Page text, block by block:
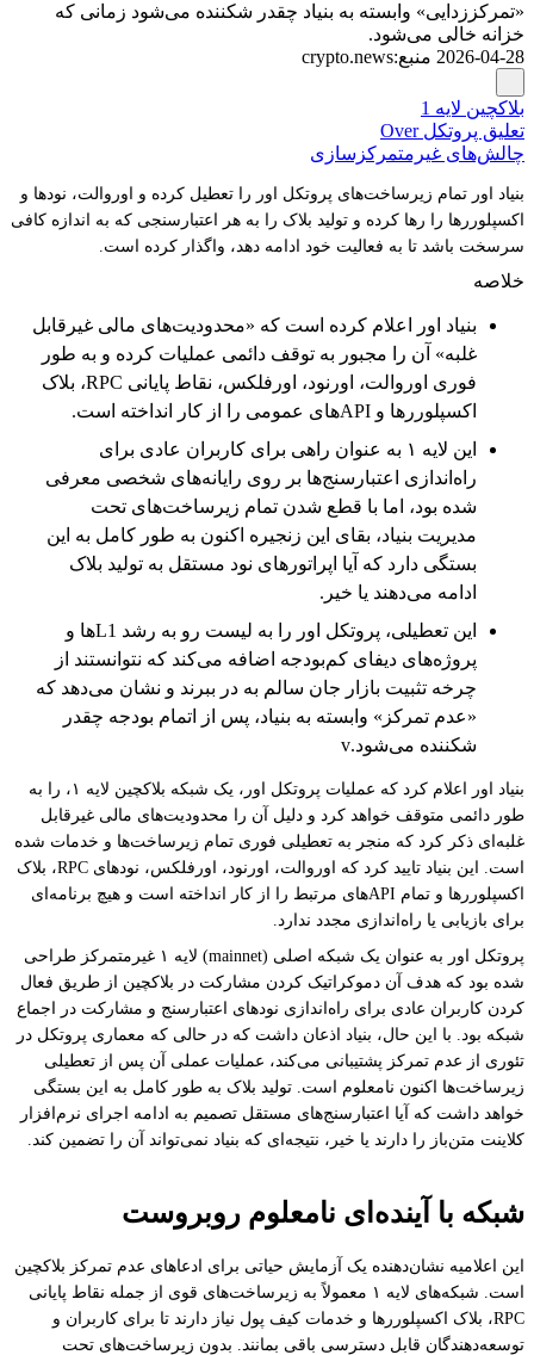
«تمرکززدایی» وابسته به بنیاد چقدر شکننده می‌شود زمانی که
خزانه خالی می‌شود.
2026-04-28 منبع:
crypto.news
بلاکچین لایه 1
تعلیق پروتکل Over
چالش‌های غیرمتمرکزسازی
بنیاد اور تمام زیرساخت‌های پروتکل اور را تعطیل کرده و اوروالت، نودها و
اکسپلوررها را رها کرده و تولید بلاک را به هر اعتبارسنجی که به اندازه کافی
سرسخت باشد تا به فعالیت خود ادامه دهد، واگذار کرده است.
خلاصه
بنیاد اور اعلام کرده است که «محدودیت‌های مالی غیرقابل
غلبه» آن را مجبور به توقف دائمی عملیات کرده و به طور
فوری اوروالت، اورنود، اورفلکس، نقاط پایانی RPC، بلاک
اکسپلوررها و APIهای عمومی را از کار انداخته است.
این لایه ۱ به عنوان راهی برای کاربران عادی برای
راه‌اندازی اعتبارسنج‌ها بر روی رایانه‌های شخصی معرفی
شده بود، اما با قطع شدن تمام زیرساخت‌های تحت
مدیریت بنیاد، بقای این زنجیره اکنون به طور کامل به این
بستگی دارد که آیا اپراتورهای نود مستقل به تولید بلاک
ادامه می‌دهند یا خیر.
این تعطیلی، پروتکل اور را به لیست رو به رشد L1‌ها و
پروژه‌های دیفای کم‌بودجه اضافه می‌کند که نتوانستند از
چرخه تثبیت بازار جان سالم به در ببرند و نشان می‌دهد که
«عدم تمرکز» وابسته به بنیاد، پس از اتمام بودجه چقدر
شکننده می‌شود.v
بنیاد اور اعلام کرد که عملیات پروتکل اور، یک شبکه بلاکچین لایه ۱، را به
طور دائمی متوقف خواهد کرد و دلیل آن را محدودیت‌های مالی غیرقابل
غلبه‌ای ذکر کرد که منجر به تعطیلی فوری تمام زیرساخت‌ها و خدمات شده
است. این بنیاد تایید کرد که اوروالت، اورنود، اورفلکس، نودهای RPC، بلاک
اکسپلوررها و تمام APIهای مرتبط را از کار انداخته است و هیچ برنامه‌ای
برای بازیابی یا راه‌اندازی مجدد ندارد.
پروتکل اور به عنوان یک شبکه اصلی (mainnet) لایه ۱ غیرمتمرکز طراحی
شده بود که هدف آن دموکراتیک کردن مشارکت در بلاکچین از طریق فعال
کردن کاربران عادی برای راه‌اندازی نودهای اعتبارسنج و مشارکت در اجماع
شبکه بود. با این حال، بنیاد اذعان داشت که در حالی که معماری پروتکل در
تئوری از عدم تمرکز پشتیبانی می‌کند، عملیات عملی آن پس از تعطیلی
زیرساخت‌ها اکنون نامعلوم است. تولید بلاک به طور کامل به این بستگی
خواهد داشت که آیا اعتبارسنج‌های مستقل تصمیم به ادامه اجرای نرم‌افزار
کلاینت متن‌باز را دارند یا خیر، نتیجه‌ای که بنیاد نمی‌تواند آن را تضمین کند.
شبکه با آینده‌ای نامعلوم روبروست
این اعلامیه نشان‌دهنده یک آزمایش حیاتی برای ادعاهای عدم تمرکز بلاکچین
است. شبکه‌های لایه ۱ معمولاً به زیرساخت‌های قوی از جمله نقاط پایانی
RPC، بلاک اکسپلوررها و خدمات کیف پول نیاز دارند تا برای کاربران و
توسعه‌دهندگان قابل دسترسی باقی بمانند. بدون زیرساخت‌های تحت